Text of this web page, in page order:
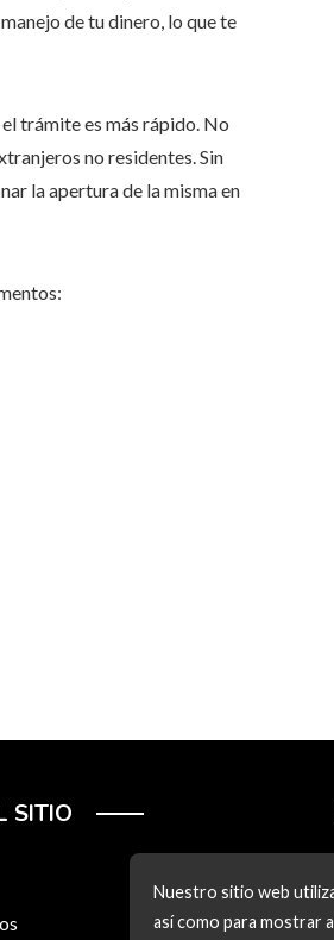
Nuestro sitio web
así como para mostrar
de tu dinero, lo que te
trámite es más rápido. No
no residentes. Sin
la apertura de la misma en
SITIO